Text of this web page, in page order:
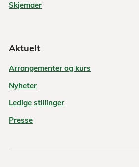
Skjemaer
Aktuelt
Arrangementer og kurs
Nyheter
Ledige stillinger
Presse